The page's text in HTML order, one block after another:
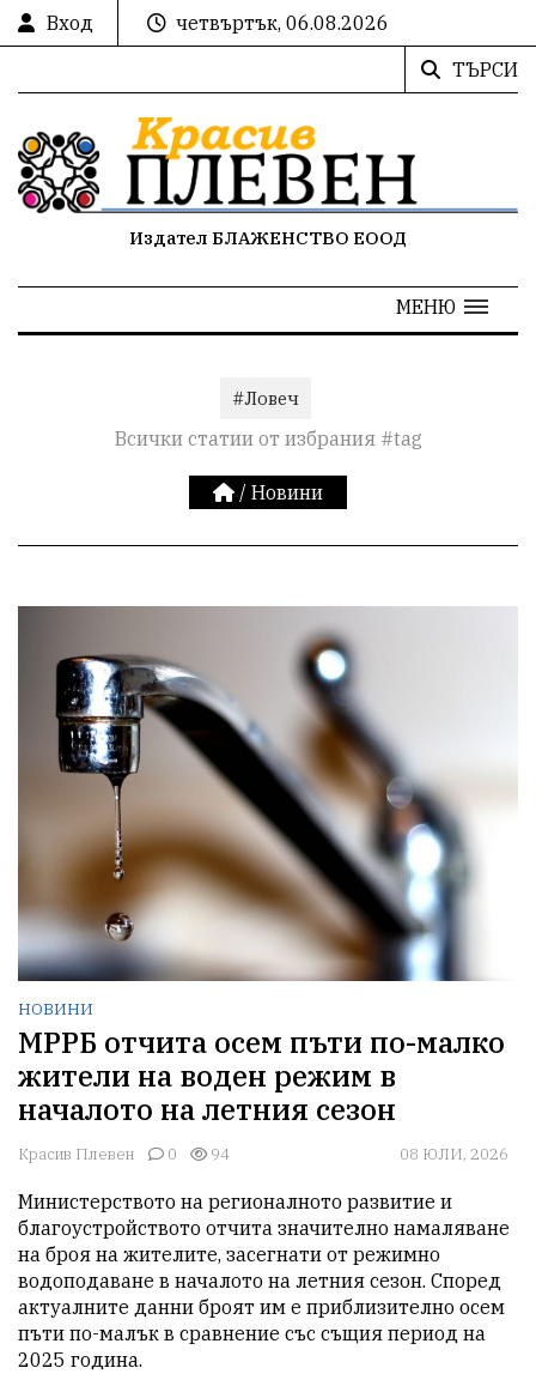
Вход
четвъртък, 06.08.2026
ТЪРСИ
Издател БЛАЖЕНСТВО ЕООД
МЕНЮ
#Ловеч
Всички статии от избрания #tag
/ Новини
НОВИНИ
МРРБ отчита осем пъти по-малко
жители на воден режим в
началото на летния сезон
Красив Плевен 0 94 08 ЮЛИ, 2026
Министерството на регионалното развитие и
благоустройството отчита значително намаляване
на броя на жителите, засегнати от режимно
водоподаване в началото на летния сезон. Според
актуалните данни броят им е приблизително осем
пъти по-малък в сравнение със същия период на
2025 година.